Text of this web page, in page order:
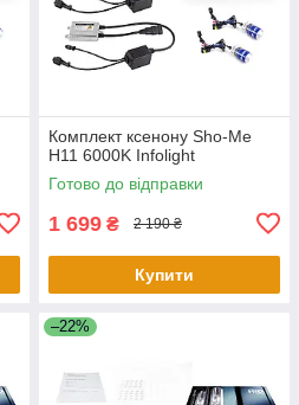
Комплект ксенону Sho-Me
H11 6000K Infolight
Готово до відправки
1 699 ₴ 2 190 ₴
Купити
–22%